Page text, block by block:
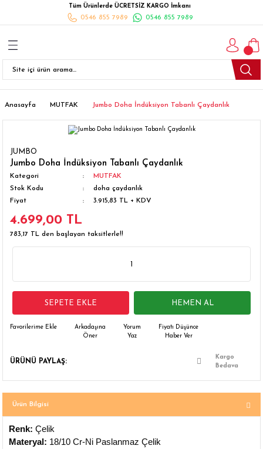
Tüm Ürünlerde ÜCRETSİZ KARGO İmkanı
0546 855 7989 0546 855 7989
Geri Dön
Ankastre Setler
Bulaşık Makinesi
Buzdolabı
Çamaşır Kurutma Makinesi
Derin Dondurucular
Mikrodalga Fırın
Geri Dön
Takımları
Takımları
Geri Dön
Takımları
Geri Dön
Geri Dön
Geri Dön
Geri Dön
Anasayfa MUTFAK Jumbo Doha İndüksiyon Tabanlı Çaydanlık
JUMBO
Jumbo Doha İndüksiyon Tabanlı Çaydanlık
Kategori
MUTFAK
Stok Kodu
doha çaydanlık
Fiyat
3.915,83 TL + KDV
4.699,00 TL
783,17 TL den başlayan taksitlerle!!
SEPETE EKLE HEMEN AL
Arkadaşına
Öner
Yorum
Yaz
Fiyatı Düşünce
Haber Ver
ÜRÜNÜ PAYLAŞ:
Kargo
Bedava
Ürün Bilgisi
Renk: Çelik
Materyal: 18/10 Cr-Ni Paslanmaz Çelik